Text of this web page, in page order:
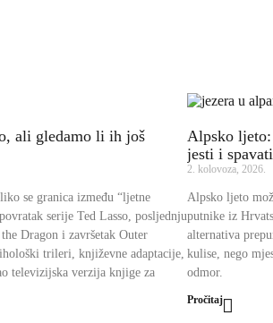
ali gledamo li ih još
se granica između “ljetne
serije Ted Lasso, posljednju
Dragon i završetak Outer
trileri, književne adaptacije,
televizijska verzija knjige za
Alpsko ljeto:
jesti i
2. kolovoza, 2026.
Alpsko ljeto
putnike iz
alternativa
kulise, nego
odmor.
Pročitaj